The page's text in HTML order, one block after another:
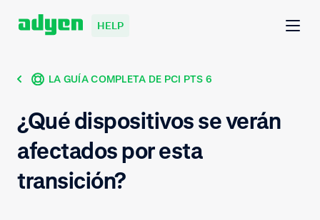
HELP
LA GUÍA COMPLETA DE PCI PTS 6
¿Qué dispositivos se verán
afectados por esta
transición?